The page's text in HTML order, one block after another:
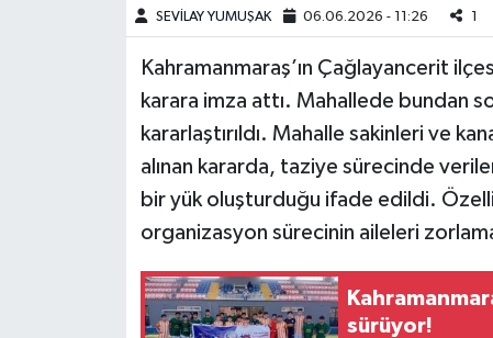
SEVİLAY YUMUŞAK 06.06.2026 - 11:26 1
Kahramanmaraş’ın Çağlayancerit
karara imza attı. Mahallede bundan
kararlaştırıldı. Mahalle sakinleri ve
alınan kararda, taziye sürecinde
bir yük oluşturduğu ifade edildi.
organizasyon sürecinin aileleri
sürüyor!
SürManşet
Teknoloji
KAHRAMANMARAŞ